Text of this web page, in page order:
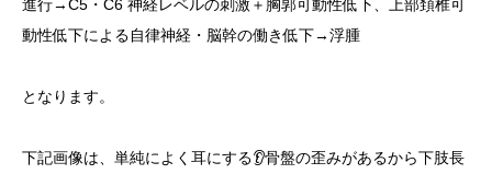
進行→C5・C6 神経レベルの刺激＋胸郭可動性低下、上部頚椎可
動性低下による自律神経・脳幹の働き低下→浮腫
となります。
下記画像は、単純によく耳にする👂骨盤の歪みがあるから下肢長